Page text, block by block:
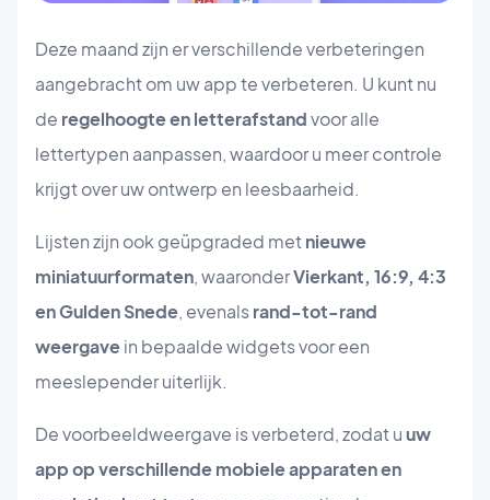
Deze maand zijn er verschillende verbeteringen
aangebracht om uw app te verbeteren. U kunt nu
de regelhoogte en letterafstandvoor alle
lettertypen aanpassen, waardoor u meer controle
krijgt over uw ontwerp en leesbaarheid.
Lijsten zijn ook geüpgraded metnieuwe
miniatuurformaten, waaronderVierkant, 16:9, 4:3
en Gulden Snede, evenalsrand-tot-rand
weergavein bepaalde widgets voor een
meeslepender uiterlijk.
De voorbeeldweergave is verbeterd, zodat uuw
app op verschillende mobiele apparaten en